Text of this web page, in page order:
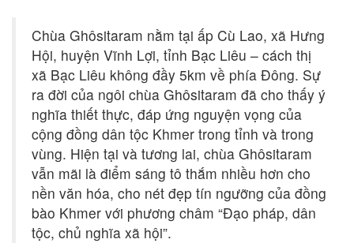
Chùa Ghôsitaram nằm tại ấp Cù Lao, xã Hưng
Hội, huyện Vĩnh Lợi, tỉnh Bạc Liêu – cách thị
xã Bạc Liêu không đầy 5km về phía Đông. Sự
ra đời của ngôi chùa Ghôsitaram đã cho thấy ý
nghĩa thiết thực, đáp ứng nguyện vọng của
cộng đồng dân tộc Khmer trong tỉnh và trong
vùng. Hiện tại và tương lai, chùa Ghôsitaram
vẫn mãi là điểm sáng tô thắm nhiều hơn cho
nền văn hóa, cho nét đẹp tín ngưỡng của đồng
bào Khmer với phương châm “Đạo pháp, dân
tộc, chủ nghĩa xã hội”.